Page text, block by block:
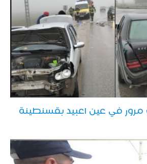
في عين اعبيد بقسنطينة